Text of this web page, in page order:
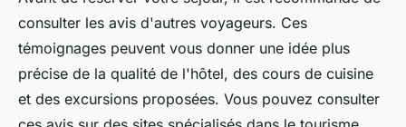
consulter les avis d'autres voyageurs. Ces
témoignages peuvent vous donner une idée plus
précise de la qualité de l'hôtel, des cours de cuisine
et des excursions proposées. Vous pouvez consulter